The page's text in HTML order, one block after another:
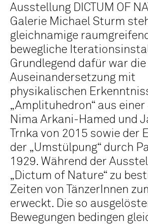
Ausstellung DICTUM OF
Galerie Michael Sturm
gleichnamige
bewegliche
Grundlegend dafür war die
Auseinandersetzung mit
physikalischen
„Amplituhedron“ aus
Nima Arkani-Hamed und
Trnka von 2015 sowie der
der „Umstülpung“ durch
1929. Während der
„Dictum of Nature“ zu
Zeiten von TänzerInnen
erweckt. Die so
Bewegungen bedingen